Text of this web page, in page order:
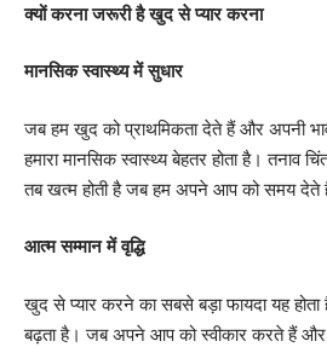
क्यों करना जरूरी है खुद से प्यार करना
मानसिक स्वास्थ्य में सुधार
जब हम खुद को प्राथमिकता देते हैं और अपनी
हमारा मानसिक स्वास्थ्य बेहतर होता है। तनाव
तब खत्म होती है जब हम अपने आप को समय देते
आत्म सम्मान में वृद्धि
खुद से प्यार करने का सबसे बड़ा फायदा यह
बढ़ता है। जब अपने आप को स्वीकार करते हैं और